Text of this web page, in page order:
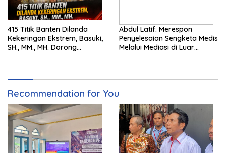
415 Titik Banten Dilanda
Kekeringan Ekstrem, Basuki,
SH., MM., MH. Dorong
Abdul Latif: Merespon
Penyelesaian Sengketa Medis
Melalui Mediasi di Luar
Recommendation for You